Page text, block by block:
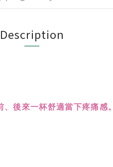
Description
後來一杯舒適當下疼痛感。